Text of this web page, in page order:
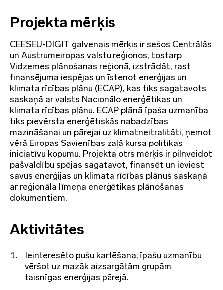
Projekta mērķis
CEESEU-DIGIT galvenais mērķis ir sešos Centrālās
un Austrumeiropas valstu reģionos, tostarp
Vidzemes plānošanas reģionā, izstrādāt, rast
finansējuma iespējas un īstenot enerģijas un
klimata rīcības plānu (ECAP), kas tiks sagatavots
saskaņā ar valsts Nacionālo enerģētikas un
klimata rīcības plānu. ECAP plānā īpaša uzmanība
tiks pievērsta enerģētiskās nabadzības
mazināšanai un pārejai uz klimatneitralitāti, ņemot
vērā Eiropas Savienības zaļā kursa politikas
iniciatīvu kopumu. Projekta otrs mērķis ir pilnveidot
pašvaldību spējas sagatavot, finansēt un ieviest
savus enerģijas un klimata rīcības plānus saskaņā
ar reģionāla līmeņa enerģētikas plānošanas
dokumentiem.
Aktivitātes
Ieinteresēto pušu kartēšana, īpašu uzmanību
vēršot uz mazāk aizsargātām grupām
taisnīgas enerģijas pārejā.